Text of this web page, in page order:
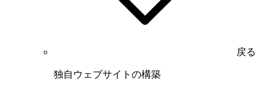
戻る
独自ウェブサイトの構築